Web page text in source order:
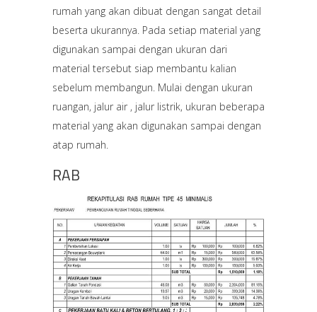
rumah yang akan dibuat dengan sangat detail
beserta ukurannya. Pada setiap material yang
digunakan sampai dengan ukuran dari
material tersebut siap membantu kalian
sebelum membangun. Mulai dengan ukuran
ruangan, jalur air , jalur listrik, ukuran beberapa
material yang akan digunakan sampai dengan
atap rumah.
RAB